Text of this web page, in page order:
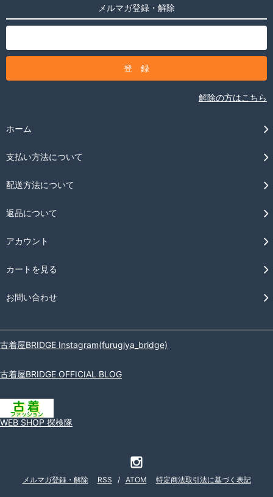
メルマガ登録・解除
解除の方はこちら
ホーム
支払い方法について
配送方法について
返品について
アカウント
カートを見る
お問い合わせ
古着屋BRIDGE Instagram(furugiya_bridge)
古着屋BRIDGE OFFICIAL BLOG
WEB SHOP 探検隊
メルマガ登録・解除 RSS / ATOM 特定商法取引法に基づく表記